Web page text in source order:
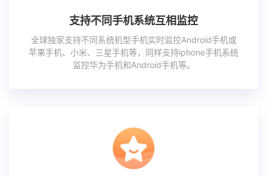
支持不同手机系统互相监控
全球独家支持不同系统机型手机实时监控Android手机或
苹果手机、小米、三星手机等，同样支持iphone手机系统
监控华为手机和Android手机等。